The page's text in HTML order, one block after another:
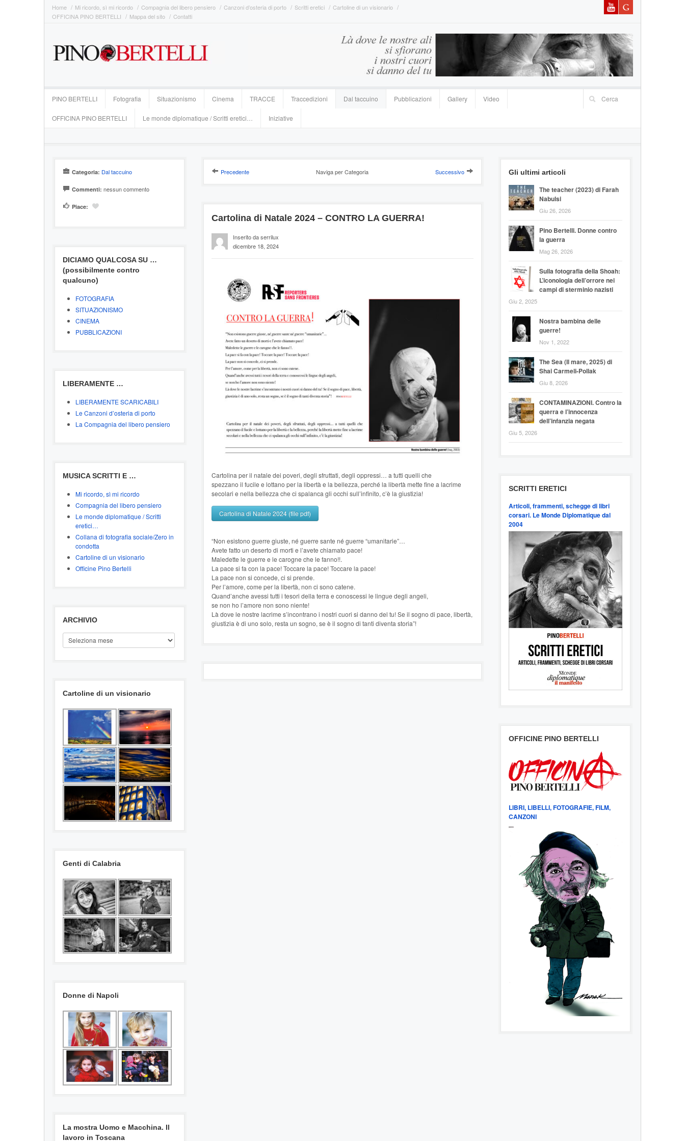
Home Mi ricordo, sì mi ricordo Compagnia del libero pensiero Canzoni d’osteria di porto Scritti eretici
Cartoline di un visionario
OFFICINA PINO BERTELLI
Mappa del sito Contatti
PINO BERTELLI Fotografia Situazionismo Cinema TRACCE Traccedizioni Dal taccuino Pubblicazioni Gallery Video
OFFICINA PINO BERTELLI Le monde diplomatique / Scritti eretici… Iniziative
Categoria: Dal taccuino
Commenti: nessun commento
Piace:
DICIAMO QUALCOSA SU …
(possibilmente contro
qualcuno)
FOTOGRAFIA
SITUAZIONISMO
CINEMA
PUBBLICAZIONI
LIBERAMENTE …
LIBERAMENTE SCARICABILI
Le Canzoni d’osteria di porto
La Compagnia del libero pensiero
MUSICA SCRITTI E …
Mi ricordo, sì mi ricordo
Compagnia del libero pensiero
Le monde diplomatique / Scritti
eretici…
Collana di fotografia sociale/Zero in
condotta
Cartoline di un visionario
Officine Pino Bertelli
ARCHIVIO
ARCHIVIO
Cartoline di un visionario
Genti di Calabria
Donne di Napoli
La mostra Uomo e Macchina. Il
lavoro in Toscana
Precedente Naviga per Categoria Successivo
Cartolina di Natale 2024 – CONTRO LA GUERRA!
Inserito da serrilux
dicembre 18, 2024
Cartolina per il natale dei poveri, degli sfruttati, degli oppressi… a tutti quelli che
spezzano il fucile e lottano per la libertà e la bellezza, perché la libertà mette fine a lacrime
secolari e nella bellezza che ci spalanca gli occhi sull’infinito, c’è la giustizia!
Cartolina di Natale 2024 (file pdf)
“Non esistono guerre giuste, né guerre sante né guerre “umanitarie”…
Avete fatto un deserto di morti e l’avete chiamato pace!
Maledette le guerre e le carogne che le fanno!!.
La pace si fa con la pace! Toccare la pace! Toccare la pace!
La pace non si concede, ci si prende.
Per l’amore, come per la libertà, non ci sono catene.
Quand’anche avessi tutti i tesori della terra e conoscessi le lingue degli angeli,
se non ho l’amore non sono niente!
Là dove le nostre lacrime s’incontrano i nostri cuori si danno del tu! Se il sogno di pace, libertà,
giustizia è di uno solo, resta un sogno, se è il sogno di tanti diventa storia”!
Gli ultimi articoli
The teacher (2023) di Farah
Nabulsi
Giu 26, 2026
Pino Bertelli. Donne contro
la guerra
Mag 26, 2026
Sulla fotografia della Shoah:
L’iconologia dell’orrore nei
campi di sterminio nazisti
Giu 2, 2025
Nostra bambina delle
guerre!
Nov 1, 2022
The Sea (Il mare, 2025) di
Shai Carmeli-Pollak
Giu 8, 2026
CONTAMINAZIONI. Contro la
querra e l’innocenza
dell’infanzia negata
Giu 5, 2026
SCRITTI ERETICI
Articoli, frammenti, schegge di libri
corsari. Le Monde Diplomatique dal
2004
OFFICINE PINO BERTELLI
LIBRI, LIBELLI, FOTOGRAFIE, FILM,
CANZONI